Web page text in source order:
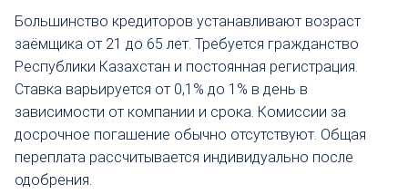
Большинство кредиторов устанавливают возраст
заёмщика от 21 до 65 лет. Требуется гражданство
Республики Казахстан и постоянная регистрация.
Ставка варьируется от 0,1% до 1% в день в
зависимости от компании и срока. Комиссии за
досрочное погашение обычно отсутствуют. Общая
переплата рассчитывается индивидуально после
одобрения.